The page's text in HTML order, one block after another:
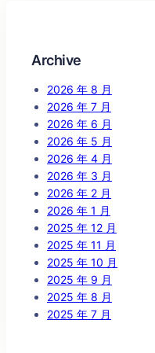
Archive
2026 年 8 月
2026 年 7 月
2026 年 6 月
2026 年 5 月
2026 年 4 月
2026 年 3 月
2026 年 2 月
2026 年 1 月
2025 年 12 月
2025 年 11 月
2025 年 10 月
2025 年 9 月
2025 年 8 月
2025 年 7 月